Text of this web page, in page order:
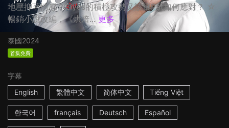
地壓抑著情感？Elyes的積極攻勢又該讓Pat如何應對？ ☆
暢銷小說改編，《烘焙... 更多
泰國2024
首集免費
字幕
English
繁體中文 简体中文 Tiếng Việt
한국어 français Deutsch Español